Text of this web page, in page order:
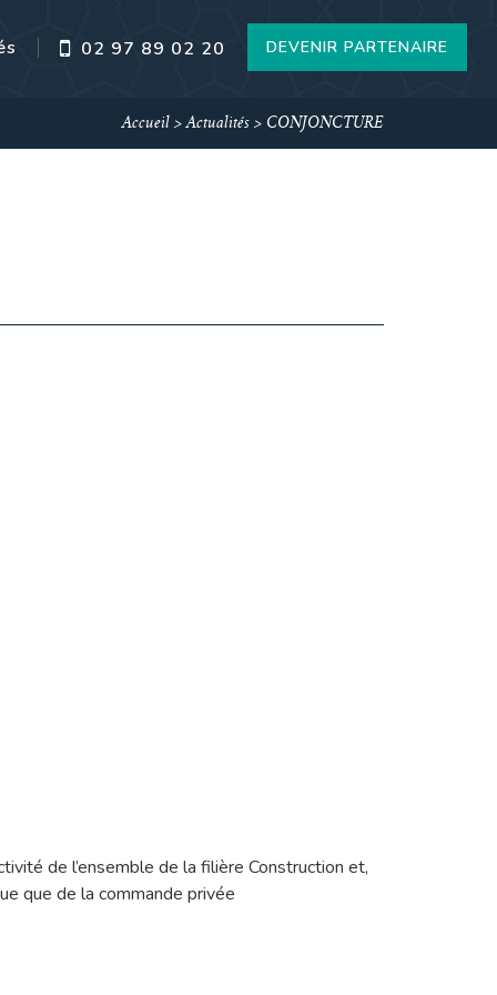
02 97 89 02 20 DEVENIR PARTENAIRE
Accueil >Actualités > CONJONCTURE
de l’ensemble de la filière Construction et,
que de la commande privée